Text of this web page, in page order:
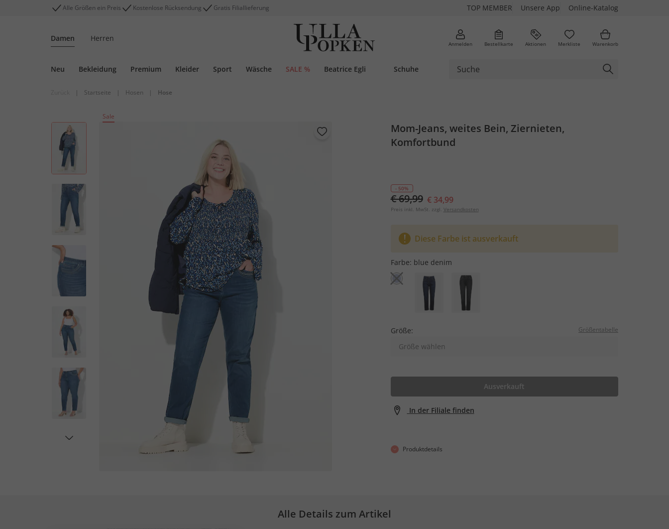
Alle Größen ein Preis Kostenlose Rücksendung Gratis Filiallieferung TOP MEMBER Unsere App Online-Katalog
Damen Herren
Anmelden Bestellkarte Aktionen Merkliste Warenkorb
Neu Bekleidung Premium Kleider Sport Wäsche SALE % Beatrice Egli Schuhe
| Startseite | Hosen | Hose
Sale
Mom-Jeans, weites Bein, Ziernieten,
Komfortbund
- 50%
€ 69,99 € 34,99
Preis inkl. MwSt. zzgl. Versandkosten
Diese Farbe ist ausverkauft
Farbe: blue denim
Größe: Größentabelle
Größe wählen
Ausverkauft
In der Filiale finden
Produktdetails
Alle Details zum Artikel